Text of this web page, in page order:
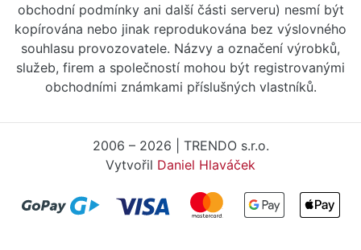
obchodní podmínky ani další části serveru) nesmí být
kopírována nebo jinak reprodukována bez výslovného
souhlasu provozovatele. Názvy a označení výrobků,
služeb, firem a společností mohou být registrovanými
obchodními známkami příslušných vlastníků.
2006 – 2026 | TRENDO s.r.o.
Vytvořil Daniel Hlaváček